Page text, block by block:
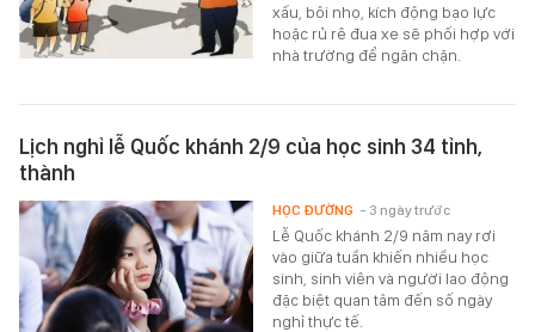
xấu, bôi nhọ, kích động bạo lực
hoặc rủ rê đua xe sẽ phối hợp với
nhà trường để ngăn chặn.
Lịch nghỉ lễ Quốc khánh 2/9 của học sinh 34 tỉnh,
thành
Lễ Quốc khánh 2/9 năm nay rơi
vào giữa tuần khiến nhiều học
sinh, sinh viên và người lao động
đặc biệt quan tâm đến số ngày
nghỉ thực tế.
HỌC ĐƯỜNG - 3 ngày trước